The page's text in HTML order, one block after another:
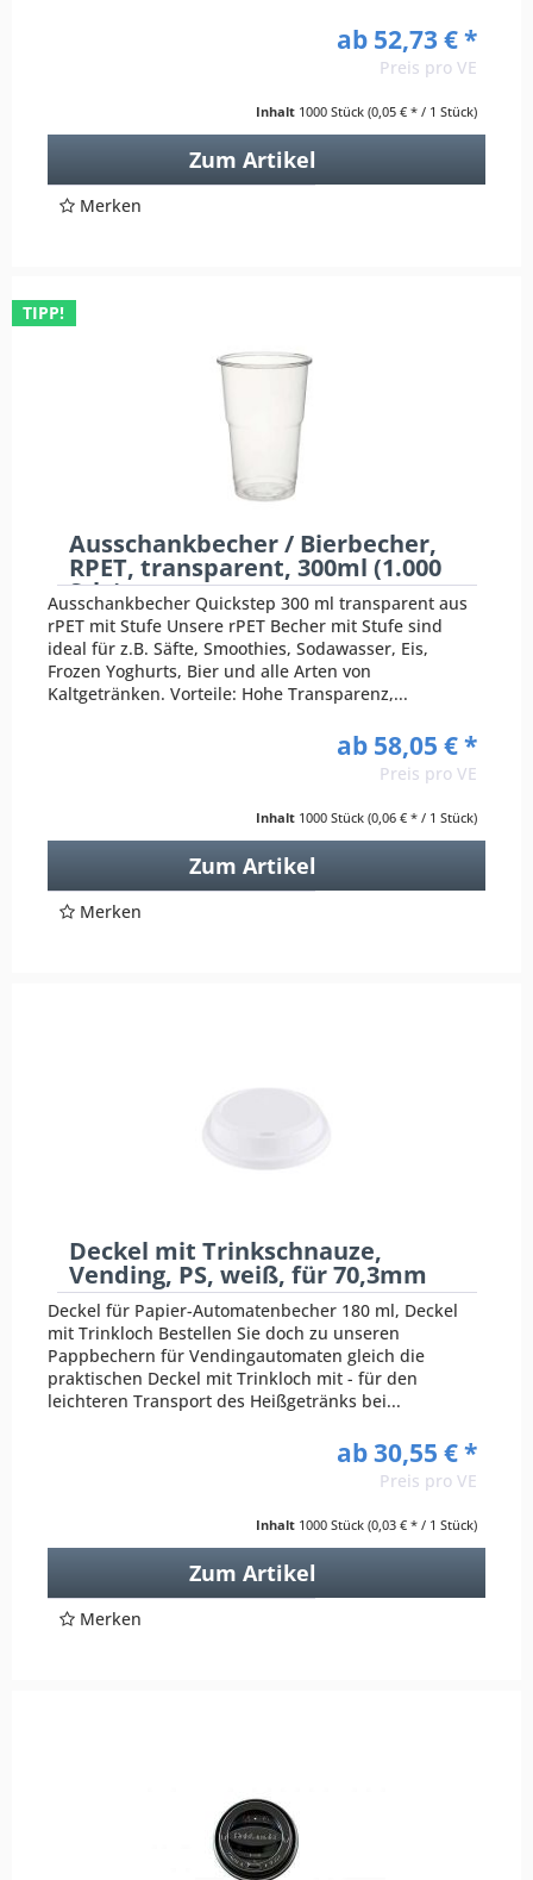
ab 52,73 € *
Preis pro VE
Inhalt 1000 Stück (0,05 € * / 1 Stück)
Zum Artikel
Merken
TIPP!
Ausschankbecher / Bierbecher,
RPET, transparent, 300ml (1.000
Stk.)
Ausschankbecher Quickstep 300 ml transparent aus
rPET mit Stufe Unsere rPET Becher mit Stufe sind
ideal für z.B. Säfte, Smoothies, Sodawasser, Eis,
Frozen Yoghurts, Bier und alle Arten von
Kaltgetränken. Vorteile: Hohe Transparenz,...
ab 58,05 € *
Preis pro VE
Inhalt 1000 Stück (0,06 € * / 1 Stück)
Zum Artikel
Merken
Deckel mit Trinkschnauze,
Vending, PS, weiß, für 70,3mm
Deckel für Papier-Automatenbecher 180 ml, Deckel
mit Trinkloch Bestellen Sie doch zu unseren
Pappbechern für Vendingautomaten gleich die
praktischen Deckel mit Trinkloch mit - für den
leichteren Transport des Heißgetränks bei...
ab 30,55 € *
Preis pro VE
Inhalt 1000 Stück (0,03 € * / 1 Stück)
Zum Artikel
Merken